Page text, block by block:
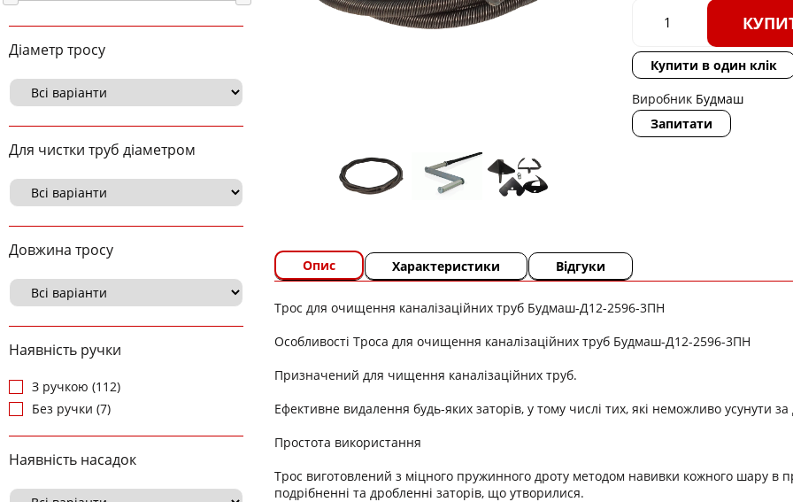
Діаметр тросу
Для чистки труб діаметром
Довжина тросу
Наявність ручки
З ручкою (112)
Без ручки (7)
Наявність насадок
Купити в один клік
Виробник Будмаш
Запитати
Опис Характеристики Відгуки
Трос для очищення каналізаційних труб Будмаш-Д12-2596-3ПН
Особливості Троса для очищення каналізаційних труб Будмаш-Д12-2596-3ПН
Призначений для чищення каналізаційних труб.
Ефективне видалення будь-яких заторів, у тому числі тих, які неможливо усунути
Простота використання
Трос виготовлений з міцного пружинного дроту методом навивки кожного шару в
подрібненні та дробленні заторів, що утворилися.